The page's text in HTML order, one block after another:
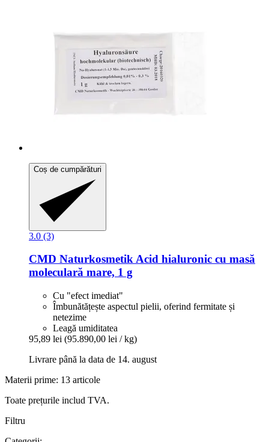
Coș de cumpărături
3.0 (3)
CMD NaturkosmetikAcid hialuronic cu masă
moleculară mare, 1 g
Cu "efect imediat"
Îmbunătățește aspectul pielii, oferind fermitate și
netezime
Leagă umiditatea
95,89 lei (95.890,00 lei / kg)
Livrare până la data de 14. august
Materii prime: 13 articole
Toate prețurile includ TVA.
Filtru